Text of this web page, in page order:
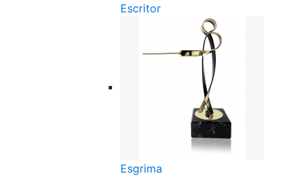
Escritor
Esgrima